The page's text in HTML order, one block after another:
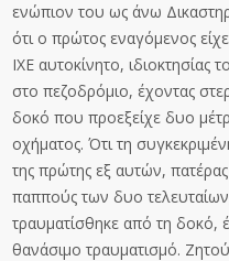
ενώπιον του ως άνω
ότι ο πρώτος εναγόμενος
ΙΧΕ αυτοκίνητο,
στο πεζοδρόμιο, έχοντας
δοκό που προεξείχε δυο
οχήματος. Ότι τη
της πρώτης εξ αυτών,
παππούς των δυο
τραυματίσθηκε από τη δοκό,
θανάσιμο τραυματισμό.